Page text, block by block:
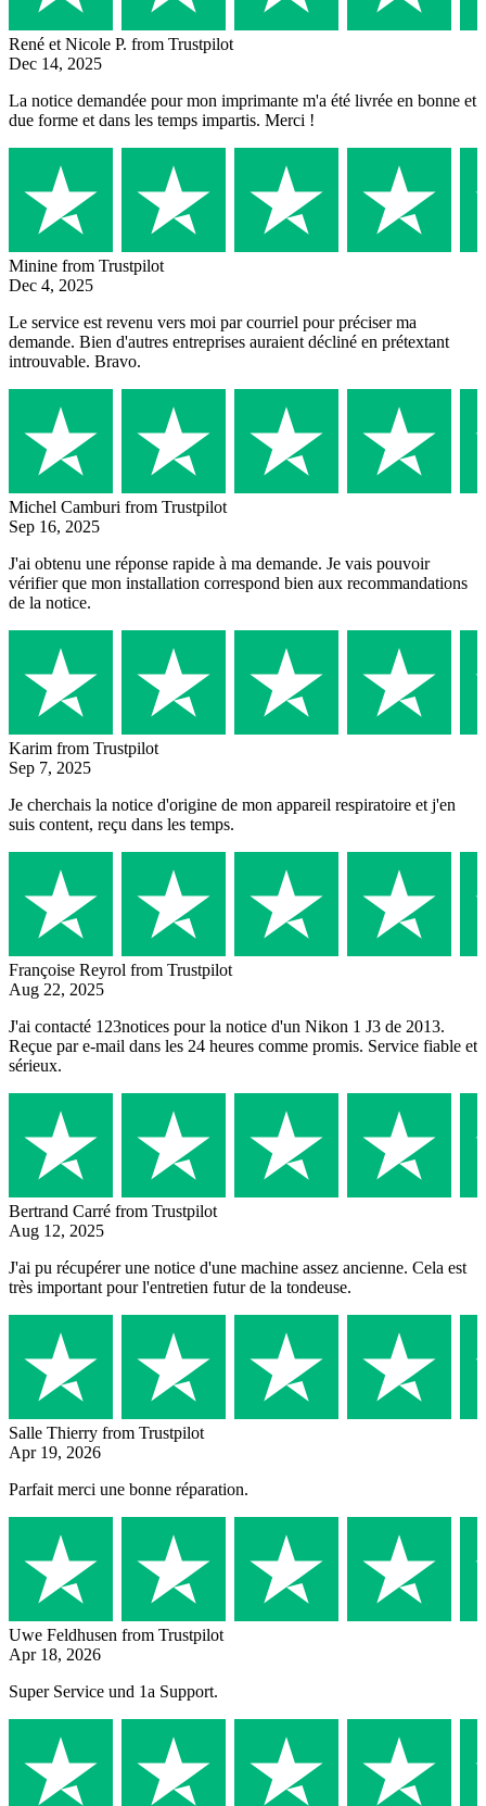
René et Nicole P. from Trustpilot
Dec 14, 2025
La notice demandée pour mon imprimante m'a été livrée en bonne et
due forme et dans les temps impartis. Merci !
Minine from Trustpilot
Dec 4, 2025
Le service est revenu vers moi par courriel pour préciser ma
demande. Bien d'autres entreprises auraient décliné en prétextant
introuvable. Bravo.
Michel Camburi from Trustpilot
Sep 16, 2025
J'ai obtenu une réponse rapide à ma demande. Je vais pouvoir
vérifier que mon installation correspond bien aux recommandations
de la notice.
Karim from Trustpilot
Sep 7, 2025
Je cherchais la notice d'origine de mon appareil respiratoire et j'en
suis content, reçu dans les temps.
Françoise Reyrol from Trustpilot
Aug 22, 2025
J'ai contacté 123notices pour la notice d'un Nikon 1 J3 de 2013.
Reçue par e-mail dans les 24 heures comme promis. Service fiable et
sérieux.
Bertrand Carré from Trustpilot
Aug 12, 2025
J'ai pu récupérer une notice d'une machine assez ancienne. Cela est
très important pour l'entretien futur de la tondeuse.
Salle Thierry from Trustpilot
Apr 19, 2026
Parfait merci une bonne réparation.
Uwe Feldhusen from Trustpilot
Apr 18, 2026
Super Service und 1a Support.